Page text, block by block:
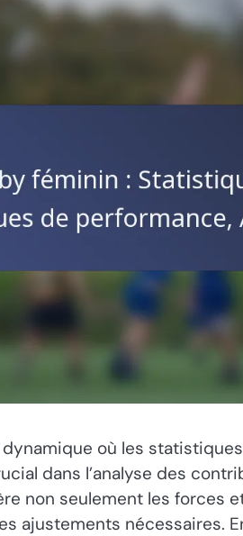
où les
dans l’analyse des
non seulement les forces
ajustements nécessaires.